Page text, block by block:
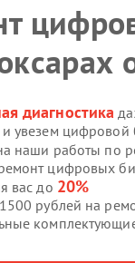
диагностика
увезем цифровой
наши работы по
цифровых
вас до 20%
рублей на